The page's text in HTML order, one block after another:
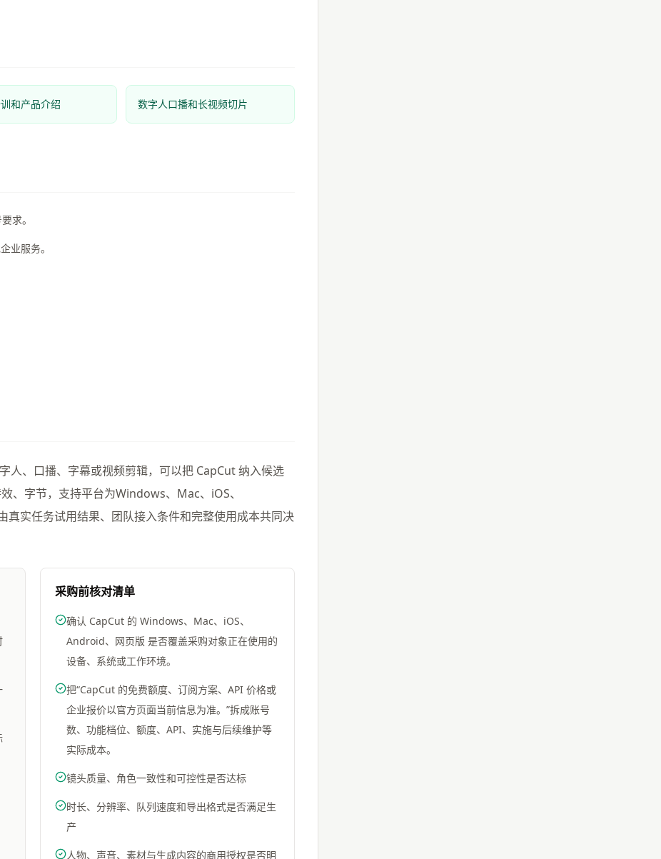
和产品介绍 数字人口播和长视频切片
求。
业服务。
人、口播、字幕或视频剪辑，可以把 CapCut 纳入候选
、字节，支持平台为Windows、Mac、iOS、
实任务试用结果、团队接入条件和完整使用成本共同决
采购前核对清单
确认 CapCut 的 Windows、Mac、iOS、
Android、网页版 是否覆盖采购对象正在使用的
设备、系统或工作环境。
把“CapCut 的免费额度、订阅方案、API 价格或
企业报价以官方页面当前信息为准。”拆成账号
数、功能档位、额度、API、实施与后续维护等
实际成本。
镜头质量、角色一致性和可控性是否达标
时长、分辨率、队列速度和导出格式是否满足生
产
人物、声音、素材与生成内容的商用授权是否明